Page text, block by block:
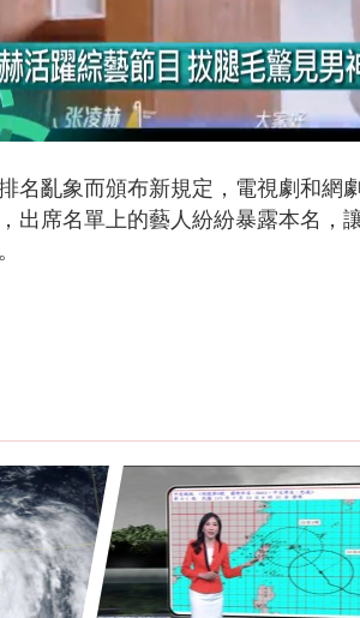
Loaded:
69.26%
名亂象而頒布新規定，電視劇和網
出席名單上的藝人紛紛暴露本名，